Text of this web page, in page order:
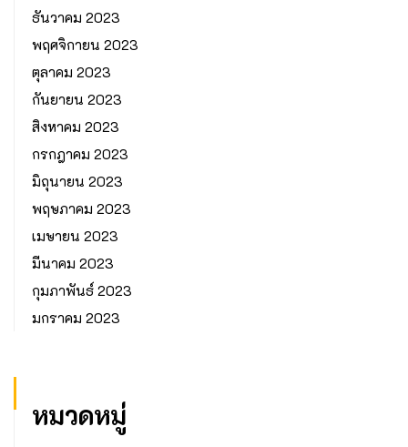
ธันวาคม 2023
พฤศจิกายน 2023
ตุลาคม 2023
กันยายน 2023
สิงหาคม 2023
กรกฎาคม 2023
มิถุนายน 2023
พฤษภาคม 2023
เมษายน 2023
มีนาคม 2023
กุมภาพันธ์ 2023
มกราคม 2023
หมวดหมู่